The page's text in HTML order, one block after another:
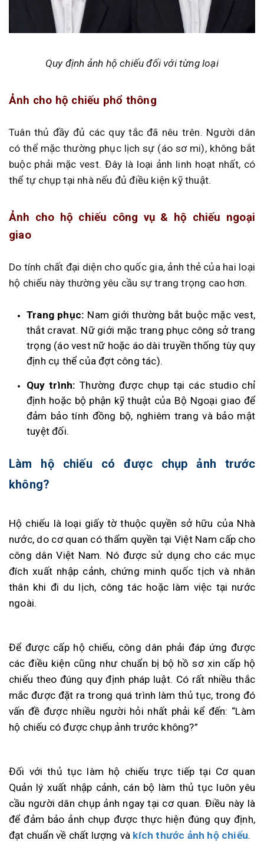
Quy định ảnh hộ chiếu đối với từng loại
Ảnh cho hộ chiếu phổ thông
Tuân thủ đầy đủ các quy tắc đã nêu trên. Người dân
có thể mặc thường phục lịch sự (áo sơ mi), không bắt
buộc phải mặc vest. Đây là loại ảnh linh hoạt nhất, có
thể tự chụp tại nhà nếu đủ điều kiện kỹ thuật.
Ảnh cho hộ chiếu công vụ & hộ chiếu ngoại
giao
Do tính chất đại diện cho quốc gia, ảnh thẻ của hai loại
hộ chiếu này thường yêu cầu sự trang trọng cao hơn.
Trang phục: Nam giới thường bắt buộc mặc vest,
thắt cravat. Nữ giới mặc trang phục công sở trang
trọng (áo vest nữ hoặc áo dài truyền thống tùy quy
định cụ thể của đợt công tác).
Quy trình: Thường được chụp tại các studio chỉ
định hoặc bộ phận kỹ thuật của Bộ Ngoại giao để
đảm bảo tính đồng bộ, nghiêm trang và bảo mật
tuyệt đối.
Làm hộ chiếu có được chụp ảnh trước
không?
Hộ chiếu là loại giấy tờ thuộc quyền sở hữu của Nhà
nước, do cơ quan có thẩm quyền tại Việt Nam cấp cho
công dân Việt Nam. Nó được sử dụng cho các mục
đích xuất nhập cảnh, chứng minh quốc tịch và nhân
thân khi đi du lịch, công tác hoặc làm việc tại nước
ngoài.
Để được cấp hộ chiếu, công dân phải đáp ứng được
các điều kiện cũng như chuẩn bị bộ hồ sơ xin cấp hộ
chiếu theo đúng quy định pháp luật. Có rất nhiều thắc
mắc được đặt ra trong quá trình làm thủ tục, trong đó
vấn đề được nhiều người hỏi nhất phải kể đến: “Làm
hộ chiếu có được chụp ảnh trước không?”
Đối với thủ tục làm hộ chiếu trực tiếp tại Cơ quan
Quản lý xuất nhập cảnh, cán bộ làm thủ tục luôn yêu
cầu người dân chụp ảnh ngay tại cơ quan. Điều này là
để đảm bảo ảnh chụp được thực hiện đúng quy định,
đạt chuẩn về chất lượng và kích thước ảnh hộ chiếu.